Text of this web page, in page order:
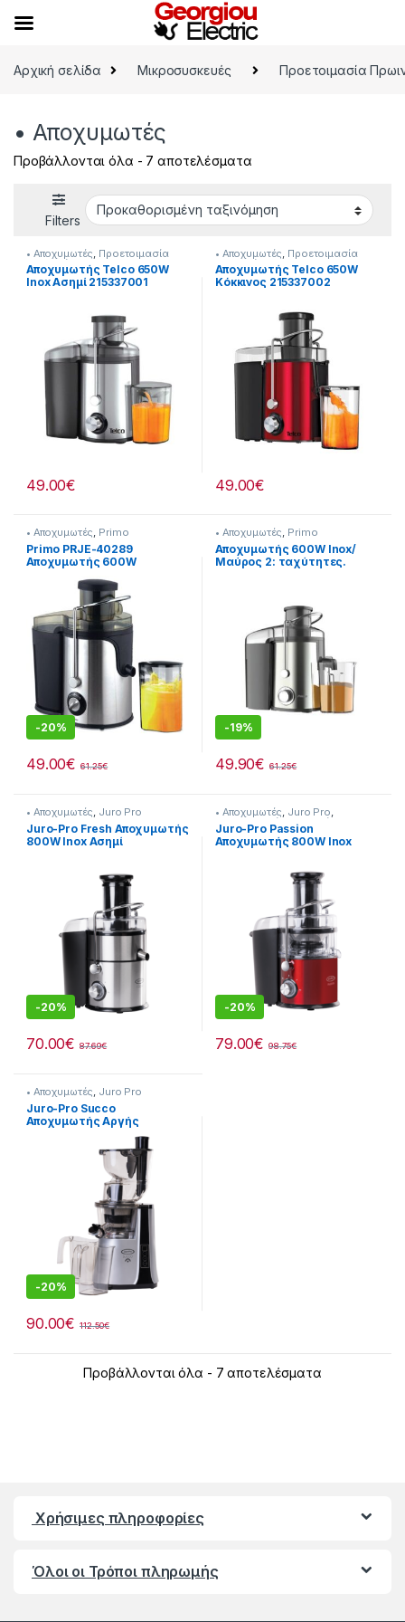
Αρχική σελίδα
Μικροσυσκευές Προετοιμασία
• Αποχυμωτές
Προβάλλονται όλα - 7 αποτελέσματα
Filters
• Αποχυμωτές Προετοιμασία
Πρωινού
Αποχυμωτής Telco 650W
Inox Ασημί 215337001
49.00€
• Αποχυμωτές Προετοιμασία
Πρωινού
Αποχυμωτής Telco 650W
Κόκκινος 215337002
49.00€
• Αποχυμωτές, Primo
Primo PRJE-40289
Αποχυμωτής 600W
-20%
49.00€ 61.25€
• Αποχυμωτές, Primo
Αποχυμωτής 600W Inox/
Μαύρος 2: ταχύτητες.
-19%
49.90€ 61.25€
• Αποχυμωτές, Juro Pro
Juro-Pro Fresh Αποχυμωτής
800W Inox Ασημί
-20%
70.00€ 87.69€
• Αποχυμωτές, Juro Pro,
Προετοιμασία Πρωινού
Juro-Pro Passion
Αποχυμωτής 800W Inox
-20%
79.00€ 98.75€
• Αποχυμωτές, Juro Pro
Juro-Pro Succo
Αποχυμωτής Αργής
-20%
90.00€ 112.50€
Προβάλλονται όλα - 7 αποτελέσματα
Χρήσιμες πληροφορίες
Όλοι οι Τρόποι πληρωμής